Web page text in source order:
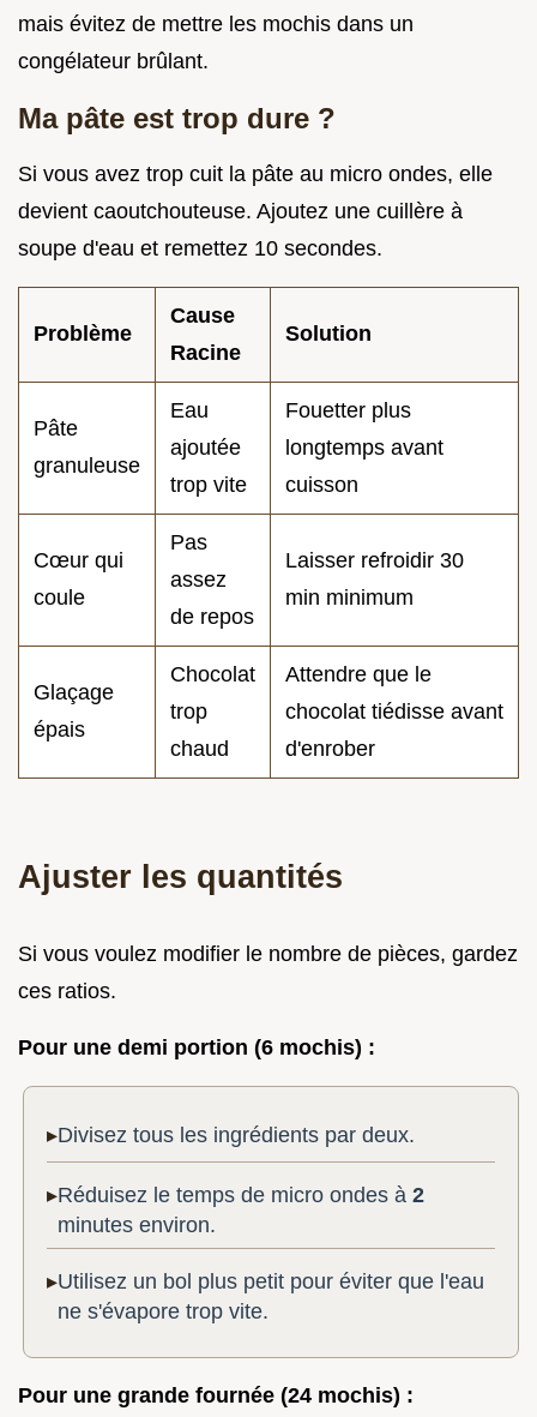
mais évitez de mettre les mochis dans un
congélateur brûlant.
Ma pâte est trop dure ?
Si vous avez trop cuit la pâte au micro ondes, elle
devient caoutchouteuse. Ajoutez une cuillère à
soupe d'eau et remettez 10 secondes.
Problème
Cause
Racine
Solution
Pâte
granuleuse
Eau
ajoutée
trop vite
Fouetter plus
longtemps avant
cuisson
Cœur qui
coule
Pas
assez
de repos
Laisser refroidir 30
min minimum
Glaçage
épais
Chocolat
trop
chaud
Attendre que le
chocolat tiédisse avant
d'enrober
Ajuster les quantités
Si vous voulez modifier le nombre de pièces, gardez
ces ratios.
Pour une demi portion (6 mochis) :
Divisez tous les ingrédients par deux.
Réduisez le temps de micro ondes à2
minutes environ.
Utilisez un bol plus petit pour éviter que l'eau
ne s'évapore trop vite.
Pour une grande fournée (24 mochis) :